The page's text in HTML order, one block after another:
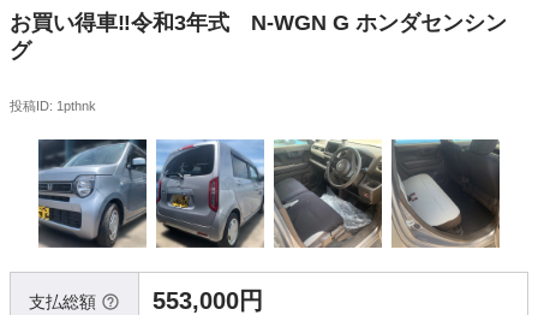
お買い得車‼️令和3年式 N-WGN G ホンダセンシン
グ
投稿ID: 1pthnk
支払総額 553,000円